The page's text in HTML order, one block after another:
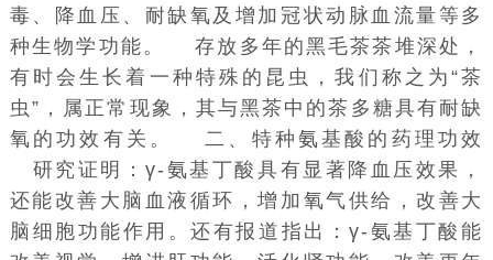
毒、降血压、耐缺氧及增加冠状动脉血流量等多
种生物学功能。 存放多年的黑毛茶茶堆深处，
有时会生长着一种特殊的昆虫，我们称之为“茶
虫”，属正常现象，其与黑茶中的茶多糖具有耐缺
氧的功效有关。 二、特种氨基酸的药理功效
研究证明：γ-氨基丁酸具有显著降血压效果，
还能改善大脑血液循环，增加氧气供给，改善大
脑细胞功能作用。还有报道指出：γ-氨基丁酸能